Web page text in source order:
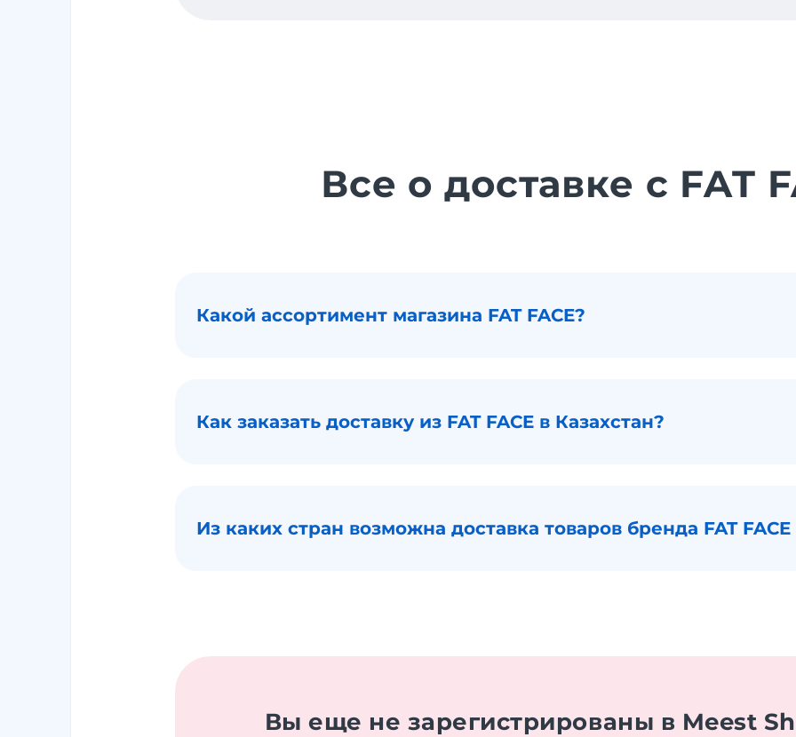
Все о доставке с FAT
Какой ассортимент магазина FAT FACE?
Как заказать доставку из FAT FACE в Казахстан?
Из каких стран возможна доставка товаров бренда FAT FACE
Вы еще не зарегистрированы в Meest